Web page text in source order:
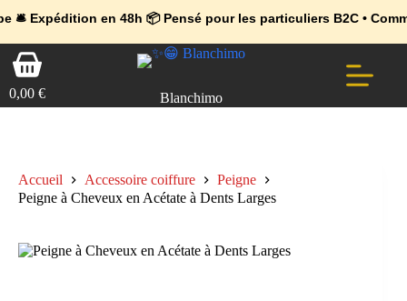
en 48h 📦 Pensé pour les particuliers B2C • Commande
🔥 Déjà adopté par les pros 👉 Passez en Espace Pro B2B 📦
💼 Offres réservées aux professionnels 🚀 Rejoignez l’Espace Pro
PasserPanier
d’achat
0,00 € Blanchimo
Accueil Accessoire coiffure
Peigne
Peigne à Cheveux en Acétate à Dents Larges